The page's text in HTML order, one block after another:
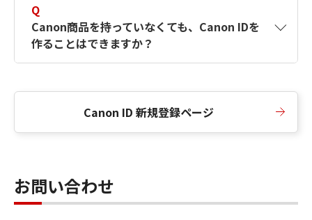
Q
Canon商品を持っていなくても、Canon IDを
作ることはできますか？
Canon ID 新規登録ページ
お問い合わせ